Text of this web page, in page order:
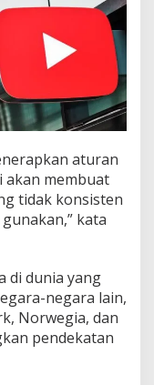
aturan
akan membuat
tidak konsisten
kata
di dunia yang
negara lain,
Norwegia, dan
pendekatan